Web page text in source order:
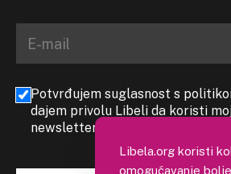
Potvrđujem suglasnost s
dajem privolu Libeli da koristi
newslettera
Libela.org koristi
omogućavanje